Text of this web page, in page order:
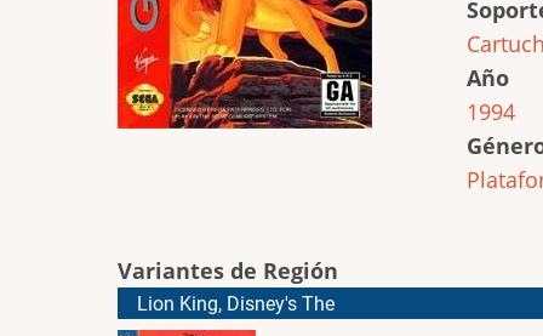
Año
1994
Variantes de Región
Lion King, Disney's The